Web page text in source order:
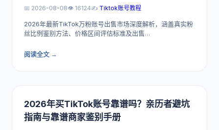
📅 2026-08-08👁️ 16124✍️ Tiktok账号教程
2026年最新TikTok万粉账号出售市场深度解析，涵盖真实粉
丝比例鉴别方法、价格区间评估标准及出售…
阅读全文 →
2026年买TikTok账号靠谱吗？亲历者避坑
指南与靠谱商家鉴别手册